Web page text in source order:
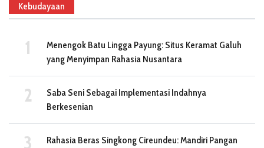
Kebudayaan
Menengok Batu Lingga Payung: Situs Keramat Galuh
yang Menyimpan Rahasia Nusantara
Saba Seni Sebagai Implementasi Indahnya
Berkesenian
Rahasia Beras Singkong Cireundeu: Mandiri Pangan